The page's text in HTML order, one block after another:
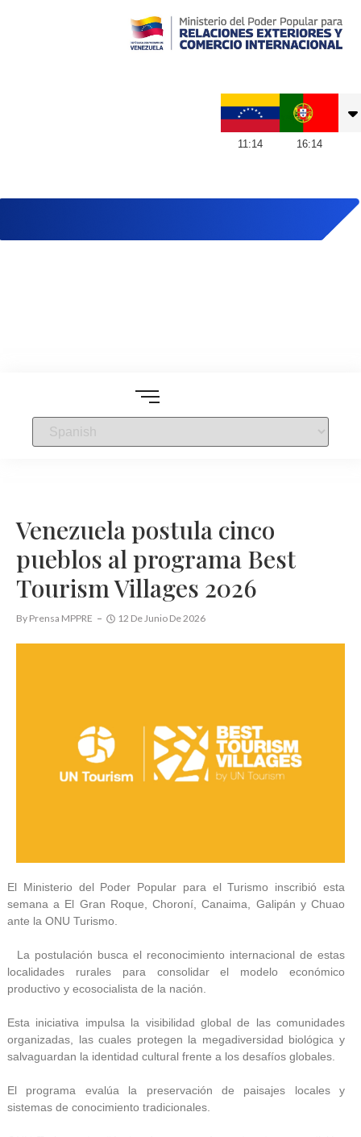
11 :14 16:14
Venezuela postula cinco
pueblos al programa Best
Tourism Villages 2026
By Prensa MPPRE 12 De Junio De 2026
El Ministerio del Poder Popular para el Turismo inscribió esta
semana a El Gran Roque, Choroní, Canaima, Galipán y Chuao
ante la ONU Turismo.
La postulación busca el reconocimiento internacional de estas
localidades rurales para consolidar el modelo económico
productivo y ecosocialista de la nación.
Esta iniciativa impulsa la visibilidad global de las comunidades
organizadas, las cuales protegen la megadiversidad biológica y
salvaguardan la identidad cultural frente a los desafíos globales.
El programa evalúa la preservación de paisajes locales y
sistemas de conocimiento tradicionales.